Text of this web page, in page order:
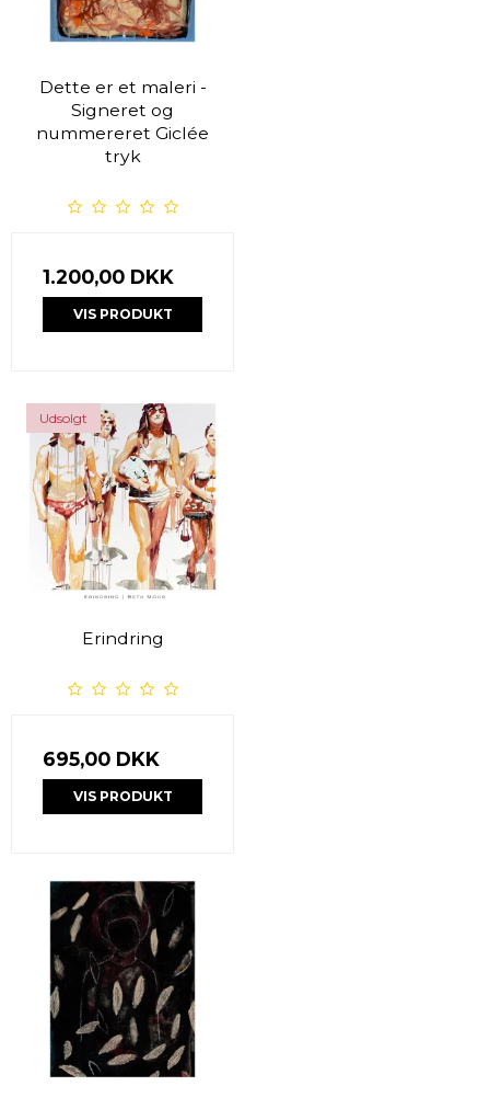
Dette er et maleri -
Signeret og
nummereret Giclée
tryk
1.200,00 DKK
VIS PRODUKT
Udsolgt
Erindring
695,00 DKK
VIS PRODUKT